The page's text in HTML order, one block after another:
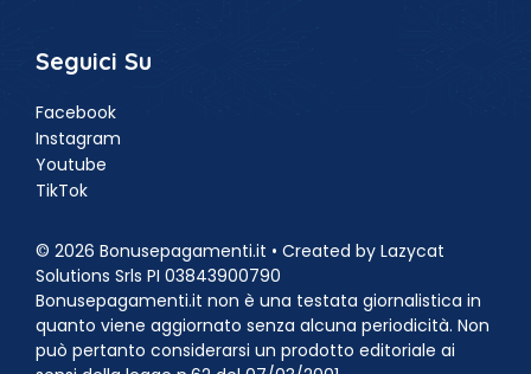
Seguici Su
Facebook
Instagram
Youtube
TikTok
© 2026 Bonusepagamenti.it • Created by Lazycat
Solutions Srls PI 03843900790
Bonusepagamenti.it non è una testata giornalistica in
quanto viene aggiornato senza alcuna periodicità. Non
può pertanto considerarsi un prodotto editoriale ai